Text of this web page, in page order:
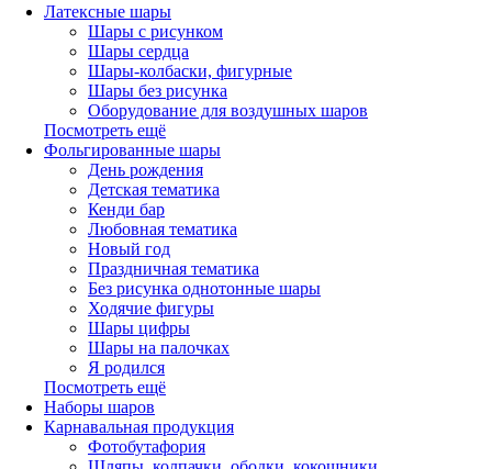
Латексные шары
Шары с рисунком
Шары сердца
Шары-колбаски, фигурные
Шары без рисунка
Оборудование для воздушных шаров
Посмотреть ещё
Фольгированные шары
День рождения
Детская тематика
Кенди бар
Любовная тематика
Новый год
Праздничная тематика
Без рисунка однотонные шары
Ходячие фигуры
Шары цифры
Шары на палочках
Я родился
Посмотреть ещё
Наборы шаров
Карнавальная продукция
Фотобутафория